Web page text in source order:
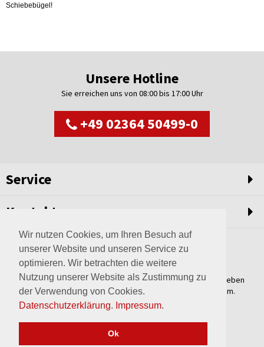
Wir nutzen Cookies, um Ihren Besuch auf
unserer Website und unseren Service zu
optimieren. Wir betrachten die weitere
Nutzung unserer Website als Zustimmung zu
der Verwendung von Cookies.
Datenschutzerklärung. Impressum.
Ok
Schiebebügel!
Unsere Hotline
Sie erreichen uns von 08:00 bis 17:00 Uhr
+49 02364 50499-0
Service
Kontakt
Weltweit setzen wir unsere Erfahrungswerte und unser Streben
nach innovativen Lösungen in unvergleichliche Anlagen um.
Erfahren Sie mehr über uns.